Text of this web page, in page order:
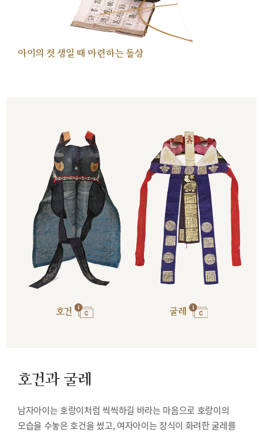
아이의 첫 생일 때 마련하는 돌상
호건 굴레
호건과 굴레
남자아이는 호랑이처럼 씩씩하길 바라는 마음으로 호랑이의
모습을 수놓은 호건을 썼고, 여자아이는 장식이 화려한 굴레를